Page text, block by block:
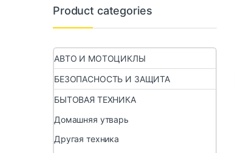
Product categories
АВТО И МОТОЦИКЛЫ
БЕЗОПАСНОСТЬ И ЗАЩИТА
БЫТОВАЯ ТЕХНИКА
Домашняя утварь
Другая техника